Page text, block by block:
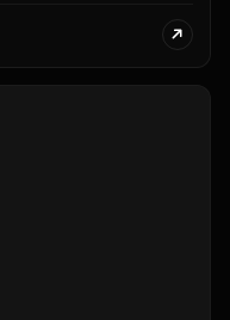
por Esteban Matach,